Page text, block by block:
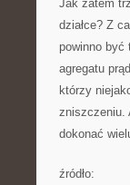
Jak zatem
działce? Z
powinno być
agregatu
którzy
zniszczeniu.
dokonać
źródło: